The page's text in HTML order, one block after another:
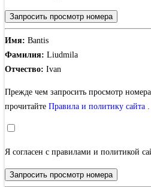
Запросить просмотр номера
Имя: Bantis
Фамилия: Liudmila
Отчество: Ivan
Прежде чем запросить просмотр
прочитайте Правила и политику сайта .
Я согласен с правилами и политикой
Запросить просмотр номера